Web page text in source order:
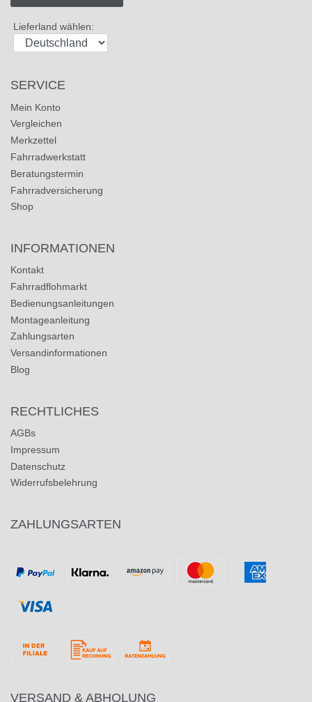
Lieferland wählen:
SERVICE
Mein Konto
Vergleichen
Merkzettel
Fahrradwerkstatt
Beratungstermin
Fahrradversicherung
Shop
INFORMATIONEN
Kontakt
Fahrradflohmarkt
Bedienungsanleitungen
Montageanleitung
Zahlungsarten
Versandinformationen
Blog
RECHTLICHES
AGBs
Impressum
Datenschutz
Widerrufsbelehrung
ZAHLUNGSARTEN
VERSAND & ABHOLUNG